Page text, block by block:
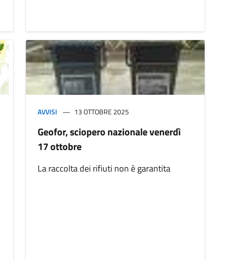
AVVISI 13 OTTOBRE 2025
Geofor, sciopero nazionale venerdì
17 ottobre
La raccolta dei rifiuti non è garantita